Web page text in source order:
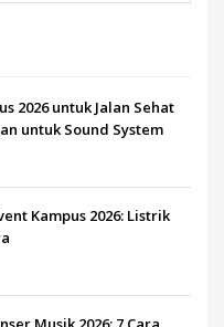
2026 untuk Jalan Sehat
untuk Sound System
Kampus 2026: Listrik